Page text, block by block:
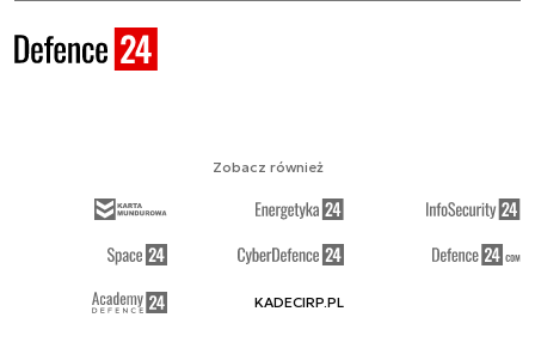
Zobacz również
KADECIRP.PL